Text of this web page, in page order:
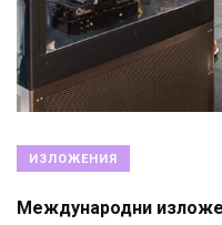
ИЗЛОЖЕНИЯ
Международни